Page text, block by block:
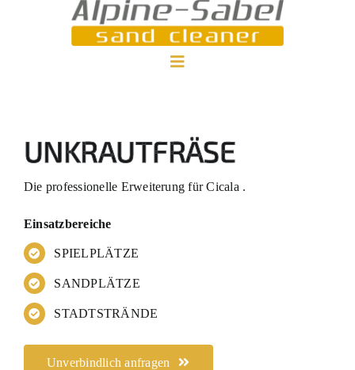
Toggle
UNKRAUTFRÄSE
Die professionelle Erweiterung für Cicala .
Einsatzbereiche
SPIELPLÄTZE
SANDPLÄTZE
STADTSTRÄNDE
Unverbindlich anfragen